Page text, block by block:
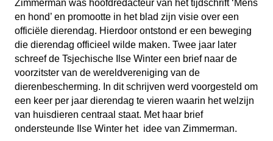
Zimmerman was hoofdredacteur van het tijdschrift ‘Mens
en hond’ en promootte in het blad zijn visie over een
officiële dierendag. Hierdoor ontstond er een beweging
die dierendag officieel wilde maken. Twee jaar later
schreef de Tsjechische Ilse Winter een brief naar de
voorzitster van de wereldvereniging van de
dierenbescherming. In dit schrijven werd voorgesteld om
een keer per jaar dierendag te vieren waarin het welzijn
van huisdieren centraal staat. Met haar brief
ondersteunde Ilse Winter het idee van Zimmerman.